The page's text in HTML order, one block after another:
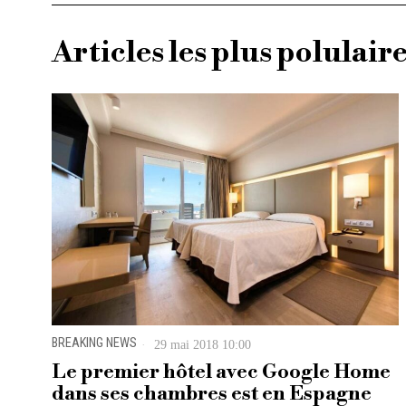
Articles les plus
BREAKING NEWS 29 mai 2018 10:00
Le premier hôtel avec Google Home
dans ses chambres est en Espagne